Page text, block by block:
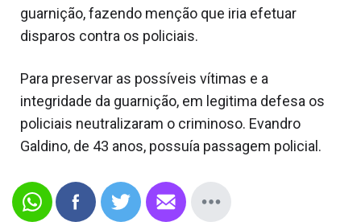
guarnição, fazendo menção que iria efetuar
disparos contra os policiais.
Para preservar as possíveis vítimas e a
integridade da guarnição, em legitima defesa os
policiais neutralizaram o criminoso. Evandro
Galdino, de 43 anos, possuía passagem policial.